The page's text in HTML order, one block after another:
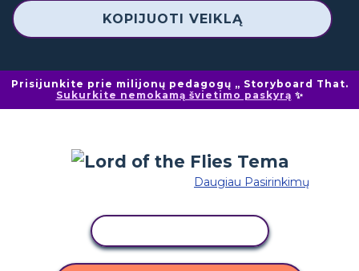
KOPIJUOTI VEIKLĄ
Prisijunkite prie milijonų pedagogų „ Storyboard That.
Sukurkite nemokamą švietimo paskyrą ✨
Daugiau Pasirinkimų